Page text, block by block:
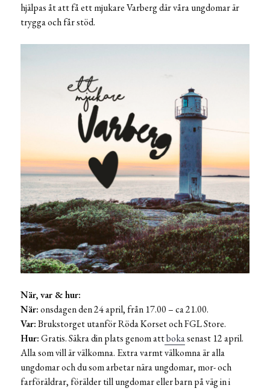
hjälpas åt att få ett mjukare Varberg där våra ungdomar är
trygga och får stöd.
När, var & hur:
När:onsdagen den 24 april, från 17.00 – ca 21.00.
Var:Brukstorget utanför Röda Korset och FGL Store.
Hur:Gratis. Säkra din plats genom attbokasenast 12 april.
Alla som vill är välkomna. Extra varmt välkomna är alla
ungdomar och du som arbetar nära ungdomar, mor- och
farföräldrar, förälder till ungdomar eller barn på väg in i